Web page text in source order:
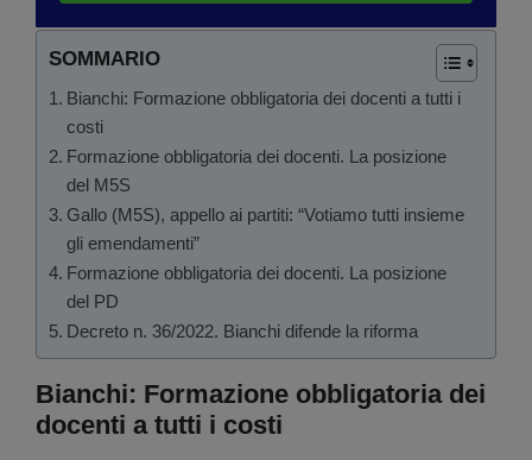
SOMMARIO
Bianchi: Formazione obbligatoria dei docenti a tutti i
costi
Formazione obbligatoria dei docenti. La posizione
del M5S
Gallo (M5S), appello ai partiti: “Votiamo tutti insieme
gli emendamenti”
Formazione obbligatoria dei docenti. La posizione
del PD
Decreto n. 36/2022. Bianchi difende la riforma
Bianchi: Formazione obbligatoria dei
docenti a tutti i costi